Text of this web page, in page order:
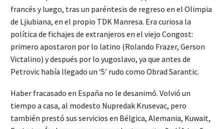
francés y luego, tras un paréntesis de regreso en el Olimpia
de Ljiubiana, en el propio TDK Manresa. Era curiosa la
política de fichajes de extranjeros en el viejo Congost:
primero apostaron por lo latino (Rolando Frazer, Gerson
Victalino) y después por lo yugoslavo, ya que antes de
Petrovic había llegado un ‘5’ rudo como Obrad Sarantic.
Haber fracasado en España no le desanimó. Volvió un
tiempo a casa, al modesto Nupredak Krusevac, pero
también prestó sus servicios en Bélgica, Alemania, Kuwait,